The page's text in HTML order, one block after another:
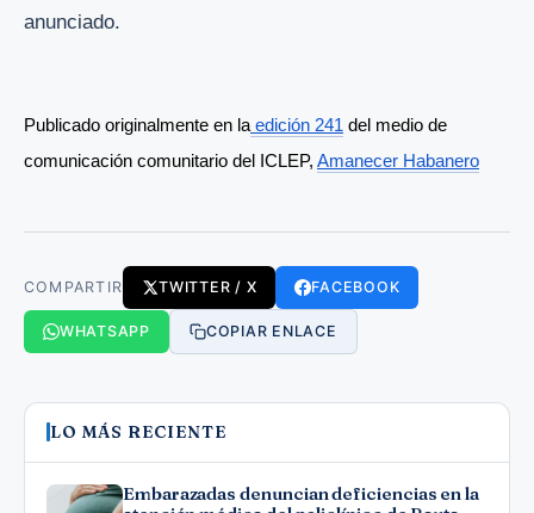
anunciado.
Publicado originalmente en la edición 241 del medio de
comunicación comunitario del ICLEP, Amanecer Habanero
COMPARTIR TWITTER / X FACEBOOK
WHATSAPP COPIAR ENLACE
LO MÁS RECIENTE
Embarazadas denuncian deficiencias en la